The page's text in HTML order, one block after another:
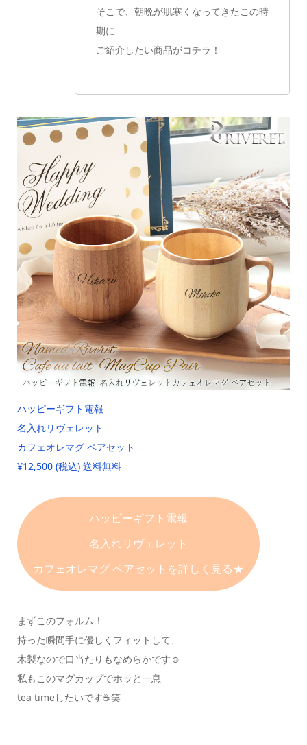
そこで、朝晩が肌寒くなってきたこの時
期に
ご紹介したい商品がコチラ！
ハッピーギフト電報
名入れリヴェレット
カフェオレマグ ペアセット
¥12,500 (税込) 送料無料
ハッピーギフト電報
名入れリヴェレット
カフェオレマグ ペアセットを詳しく見る★
まずこのフォルム！
持った瞬間手に優しくフィットして、
木製なので口当たりもなめらかです☺️
私もこのマグカップでホッと一息
tea timeしたいです☕️笑